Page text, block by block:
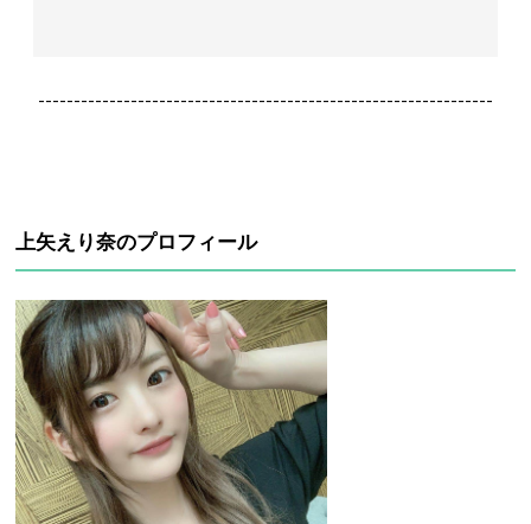
----------------------------------------------------------------
上矢えり奈のプロフィール